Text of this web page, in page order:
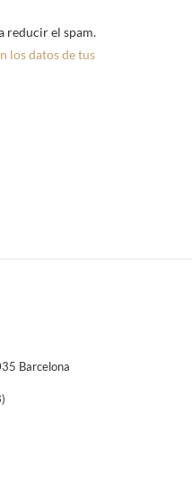
reducir el spam.
los datos de tus
Barcelona